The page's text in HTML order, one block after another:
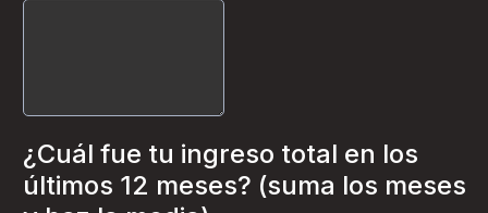
¿Cuál fue tu ingreso total en los
últimos 12 meses? (suma los meses